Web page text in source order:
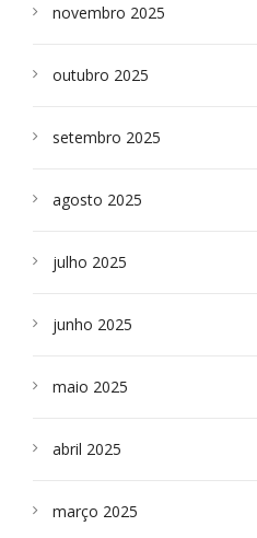
novembro 2025
outubro 2025
setembro 2025
agosto 2025
julho 2025
junho 2025
maio 2025
abril 2025
março 2025